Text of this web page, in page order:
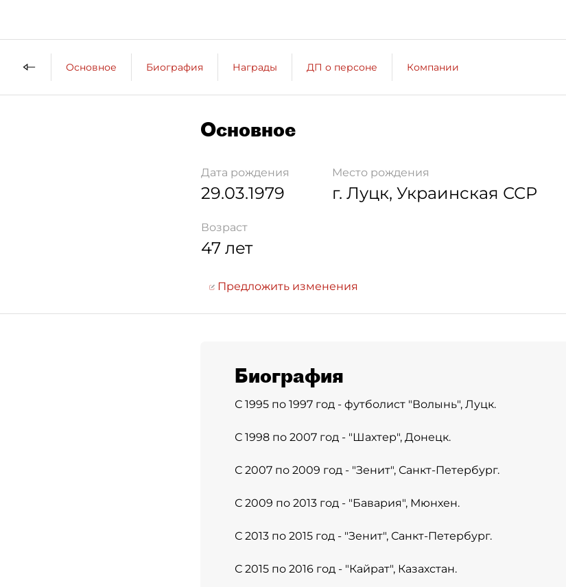
Основное Биография Награды ДП о персоне Компании
Основное
Дата рождения
29.03.1979
Место рождения
г. Луцк, Украинская ССР
Возраст
47 лет
Предложить изменения
Биография
С 1995 по 1997 год - футболист "Волынь", Луцк.
С 1998 по 2007 год - "Шахтер", Донецк.
С 2007 по 2009 год - "Зенит", Санкт-Петербург.
С 2009 по 2013 год - "Бавария", Мюнхен.
С 2013 по 2015 год - "Зенит", Санкт-Петербург.
С 2015 по 2016 год - "Кайрат", Казахстан.